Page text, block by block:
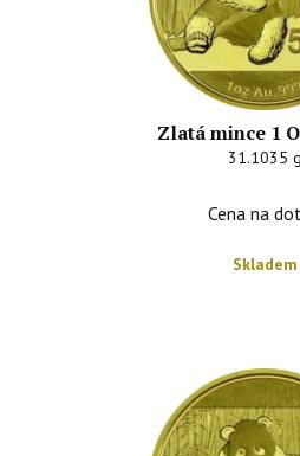
Zlatá mince 1
31.1035 g
Cena na
Skladem